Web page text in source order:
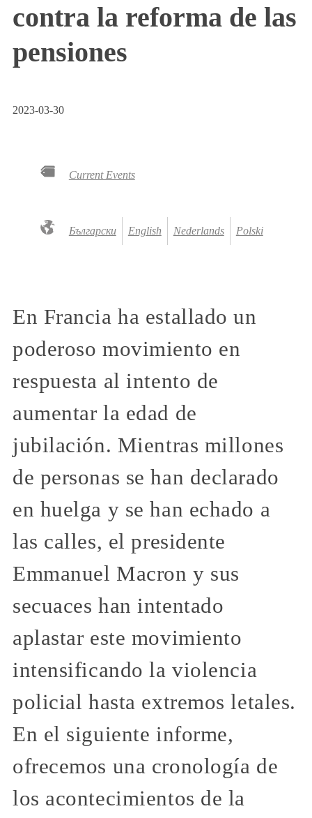
contra la reforma de las
pensiones
2023-03-30
Current Events
Български English Nederlands Polski
En Francia ha estallado un
poderoso movimiento en
respuesta al intento de
aumentar la edad de
jubilación. Mientras millones
de personas se han declarado
en huelga y se han echado a
las calles, el presidente
Emmanuel Macron y sus
secuaces han intentado
aplastar este movimiento
intensificando la violencia
policial hasta extremos letales.
En el siguiente informe,
ofrecemos una cronología de
los acontecimientos de la